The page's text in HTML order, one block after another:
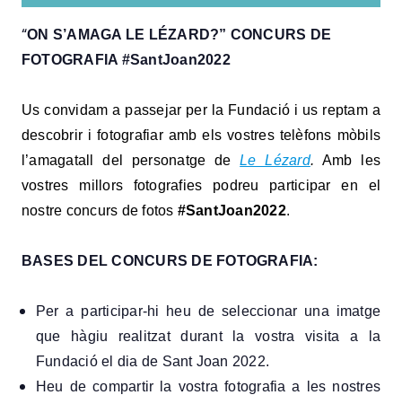
“ON S’AMAGA LE LÉZARD?” CONCURS DE
FOTOGRAFIA #SantJoan2022
Us convidam a passejar per la Fundació i us reptam a
descobrir i fotografiar amb els vostres telèfons mòbils
l’amagatall del personatge deLe Lézard. Amb les
vostres millors fotografies podreu participar en el
nostre concurs de fotos #SantJoan2022.
BASES DEL CONCURS DE FOTOGRAFIA:
Per a participar-hi heu de seleccionar una imatge
que hàgiu realitzat durant la vostra visita a la
Fundació el dia de Sant Joan 2022.
Heu de compartir la vostra fotografia a les nostres